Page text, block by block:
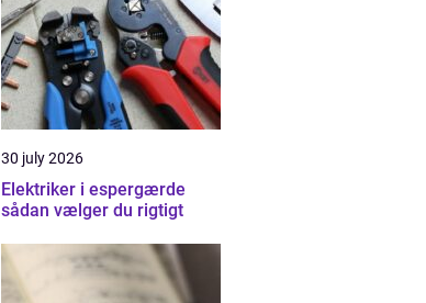
30 july 2026
Elektriker i espergærde
sådan vælger du rigtigt